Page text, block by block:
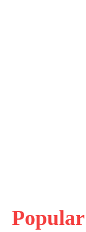
Popular